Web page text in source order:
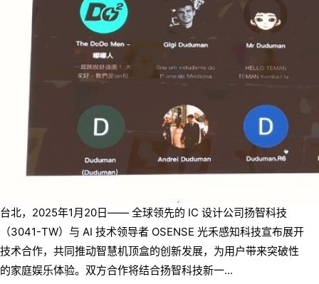
台北，2025年1月20日—— 全球领先的 IC 设计公司扬智科技
（3041-TW）与 AI 技术领导者 OSENSE 光禾感知科技宣布展开
技术合作，共同推动智慧机顶盒的创新发展，为用户带来突破性
的家庭娱乐体验。双方合作将结合扬智科技新一...